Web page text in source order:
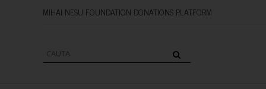
MIHAI NESU FOUNDATION